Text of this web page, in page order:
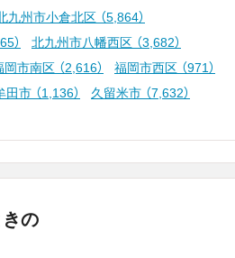
九州市小倉北区 （5,864）
） 北九州市八幡西区 （3,682）
岡市南区 （2,616） 福岡市西区 （971）
田市 （1,136） 久留米市 （7,632）
の